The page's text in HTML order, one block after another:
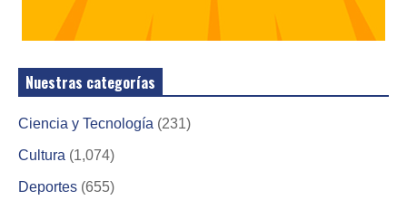
Nuestras categorías
Ciencia y Tecnología (231)
Cultura (1,074)
Deportes (655)